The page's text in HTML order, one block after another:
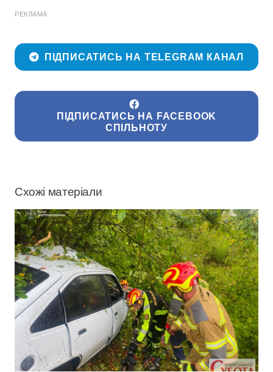
РЕКЛАМА
ПІДПИСАТИСЬ НА TELEGRAM КАНАЛ
ПІДПИСАТИСЬ НА FACEBOOK
СПІЛЬНОТУ
Схожі матеріали